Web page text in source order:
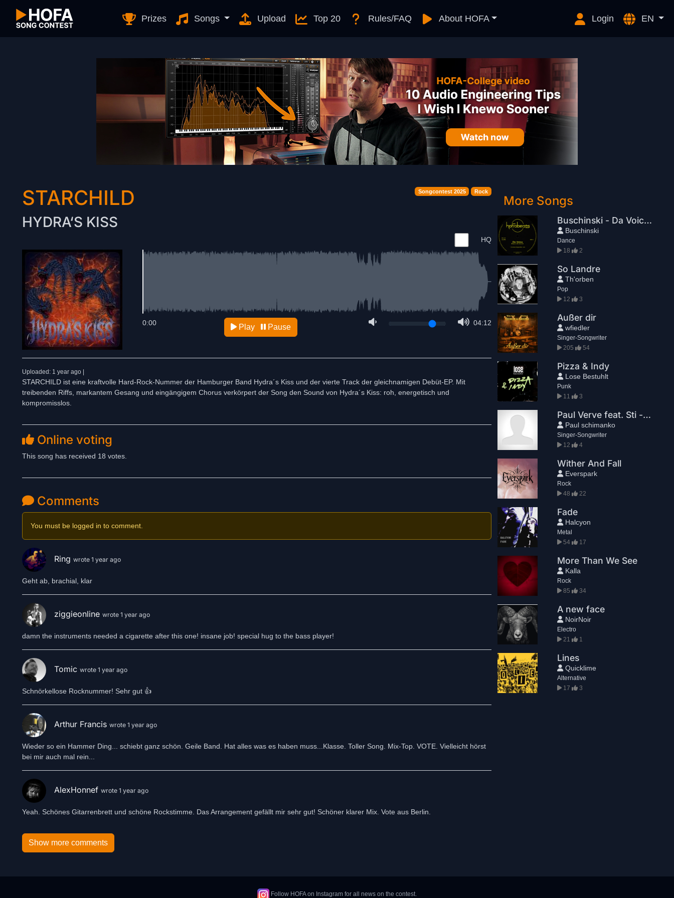
Prizes Songs Upload Top 20 Rules/FAQ About HOFA Login EN
Songcontest 2025 Rock
STARCHILD
HYDRA‘S KISS
HQ
04:12
0:00 Play Pause
Uploaded: 1 year ago |
STARCHILD ist eine kraftvolle Hard-Rock-Nummer der Hamburger Band Hydra´s Kiss und der vierte Track der gleichnamigen Debüt-EP. Mit
treibenden Riffs, markantem Gesang und eingängigem Chorus verkörpert der Song den Sound von Hydra´s Kiss: roh, energetisch und
kompromisslos.
Online voting
This song has received 18 votes.
Comments
You must be logged in to comment.
Ring wrote 1 year ago
Geht ab, brachial, klar
ziggieonline wrote 1 year ago
damn the instruments needed a cigarette after this one! insane job! special hug to the bass player!
Tomic wrote 1 year ago
Schnörkellose Rocknummer! Sehr gut 👍
Arthur Francis wrote 1 year ago
Wieder so ein Hammer Ding... schiebt ganz schön. Geile Band. Hat alles was es haben muss...Klasse. Toller Song. Mix-Top. VOTE. Vielleicht hörst
bei mir auch mal rein...
AlexHonnef wrote 1 year ago
Yeah. Schönes Gitarrenbrett und schöne Rockstimme. Das Arrangement gefällt mir sehr gut! Schöner klarer Mix. Vote aus Berlin.
Show more comments
More Songs
Buschinski - Da Voice (Original Mix)
Buschinski
Dance
18
2
So Landre
Th'orben
Pop
12
3
Außer dir
wfiedler
Singer-Songwriter
205
54
Pizza & Indy
Lose Bestuhlt
Punk
11
3
Paul Verve feat. Sti - Sea
Paul schimanko
Singer-Songwriter
12
4
Wither And Fall
Everspark
Rock
48
22
Fade
Halcyon
Metal
54
17
More Than We See
Kalla
Rock
85
34
A new face
NoirNoir
Electro
21
1
Lines
Quicklime
Alternative
17
3
Follow HOFA on Instagram for all news on the contest.